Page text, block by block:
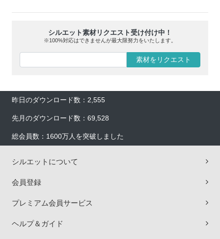
シルエット素材リクエスト受け付け中！
※100%対応はできませんが最大限努力をいたします。
素材をリクエスト
昨日のダウンロード数：2,555
先月のダウンロード数：69,528
総会員数：1600万人を突破しました
シルエットについて
会員登録
プレミアム会員サービス
ヘルプ＆ガイド